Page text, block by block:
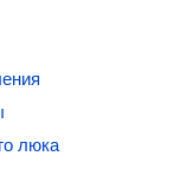
люка